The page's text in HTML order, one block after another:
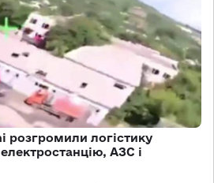
розгромили логістику
АЗС і